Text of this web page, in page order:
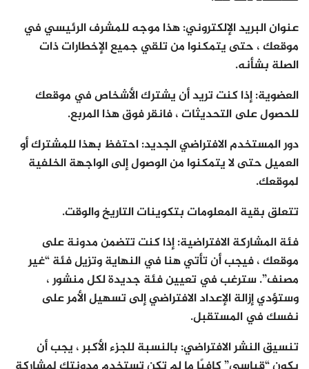
عنوان البريد الإلكتروني: هذا موجه للمشرف الرئيسي في
موقعك ، حتى يتمكنوا من تلقي جميع الإخطارات ذات
الصلة بشأنه.
العضوية: إذا كنت تريد أن يشترك الأشخاص في موقعك
للحصول على التحديثات ، فانقر فوق هذا المربع.
دور المستخدم الافتراضي الجديد: احتفظ بهذا للمشترك أو
العميل حتى لا يتمكنوا من الوصول إلى الواجهة الخلفية
لموقعك.
تتعلق بقية المعلومات بتكوينات التاريخ والوقت.
فئة المشاركة الافتراضية: إذا كنت تتضمن مدونة على
موقعك ، فيجب أن تأتي هنا في النهاية وتزيل فئة “غير
مصنف”. سترغب في تعيين فئة جديدة لكل منشور ،
وستؤدي إزالة الإعداد الافتراضي إلى تسهيل الأمر على
نفسك في المستقبل.
تنسيق النشر الافتراضي: بالنسبة للجزء الأكبر ، يجب أن